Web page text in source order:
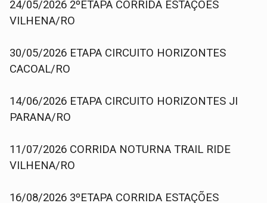
24/05/2026 2ºETAPA CORRIDA ESTAÇÕES
VILHENA/RO
30/05/2026 ETAPA CIRCUITO HORIZONTES
CACOAL/RO
14/06/2026 ETAPA CIRCUITO HORIZONTES JI
PARANA/RO
11/07/2026 CORRIDA NOTURNA TRAIL RIDE
VILHENA/RO
16/08/2026 3ºETAPA CORRIDA ESTAÇÕES